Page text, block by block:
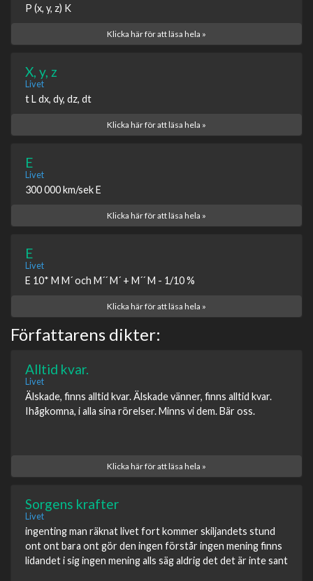
P (x, y, z) K
Klicka här för att läsa hela »
X, y, z
Livet
t L dx, dy, dz, dt
Klicka här för att läsa hela »
E
Livet
300 000 km/sek E
Klicka här för att läsa hela »
E
Livet
E 10* M M´ och M´´ M´ + M´´ M - 1/10 %
Klicka här för att läsa hela »
Författarens dikter:
Alltid kvar.
Livet
Älskade, finns alltid kvar. Älskade vänner, finns alltid kvar.
Ihågkomna, i alla sina rörelser. Minns vi dem. Bär oss.
Klicka här för att läsa hela »
Sorgens krafter
Livet
ingenting man räknat livet fort kommer skiljandets stund
ont ont bara ont gör den ingen förstår ingen mening finns
lidandet i sig ingen mening alls säg aldrig det det är inte sant